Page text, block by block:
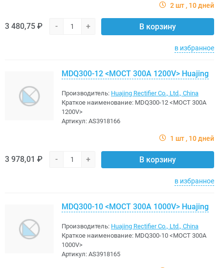
2 шт 10 дней
3 480,75 ₽ - + В корзину
в избранное
MDQ300-12 <МОСТ 300A 1200V> Huajing
Производитель: Huajing Rectifier Co., Ltd., China
Краткое наименование: MDQ300-12 <МОСТ 300A
1200V>
Артикул: AS3918166
1 шт 10 дней
3 978,01 ₽ - + В корзину
в избранное
MDQ300-10 <МОСТ 300A 1000V> Huajing
Производитель: Huajing Rectifier Co., Ltd., China
Краткое наименование: MDQ300-10 <МОСТ 300A
1000V>
Артикул: AS3918165